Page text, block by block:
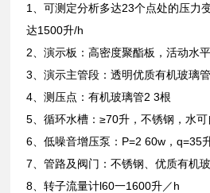
1、可测定分析多达23个点处的压力
达1500升/h
2、演示板：高密度聚酯板，活动水
3、演示主管段：透明优质有机玻璃
4、测压点：有机玻璃管2 3根
5、循环水槽：≥70升，不锈钢，水
6、低噪音增压泵：P=2 60w，q=35
7、管路及阀门：不锈钢、优质有机
8、转子流量计l60一1600升／h